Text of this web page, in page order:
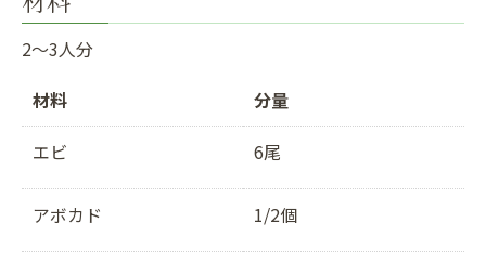
2〜3人分
材料
分量
エビ
6尾
アボカド 1/2個